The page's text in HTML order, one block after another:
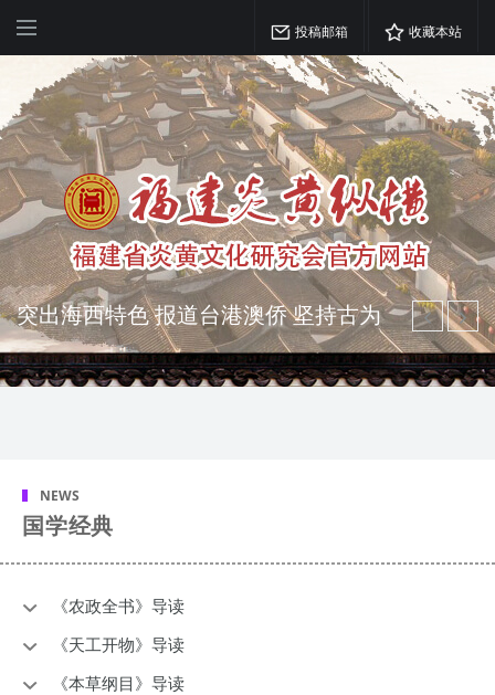
投稿邮箱 收藏本站
突出海西特色 报道台港澳侨 坚持古为
今用 力求雅俗共赏
弘扬优秀文化 振奋民族精神 介绍民族
瑰宝 宣传中华精英
NEWS
国学经典
《农政全书》导读
《天工开物》导读
《本草纲目》导读